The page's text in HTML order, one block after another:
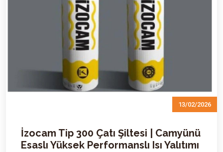
13/02/2026
İzocam Tip 300 Çatı Şiltesi | Camyünü
Esaslı Yüksek Performanslı Isı Yalıtımı